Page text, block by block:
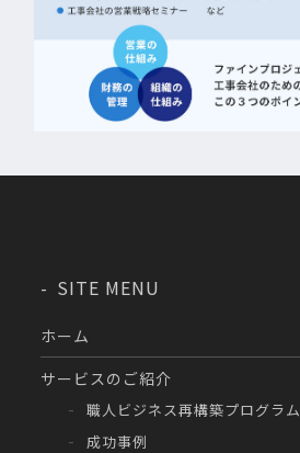
SITE MENU
ホーム
サービスのご紹介
職人ビジネス再構築プログラム
成功事例